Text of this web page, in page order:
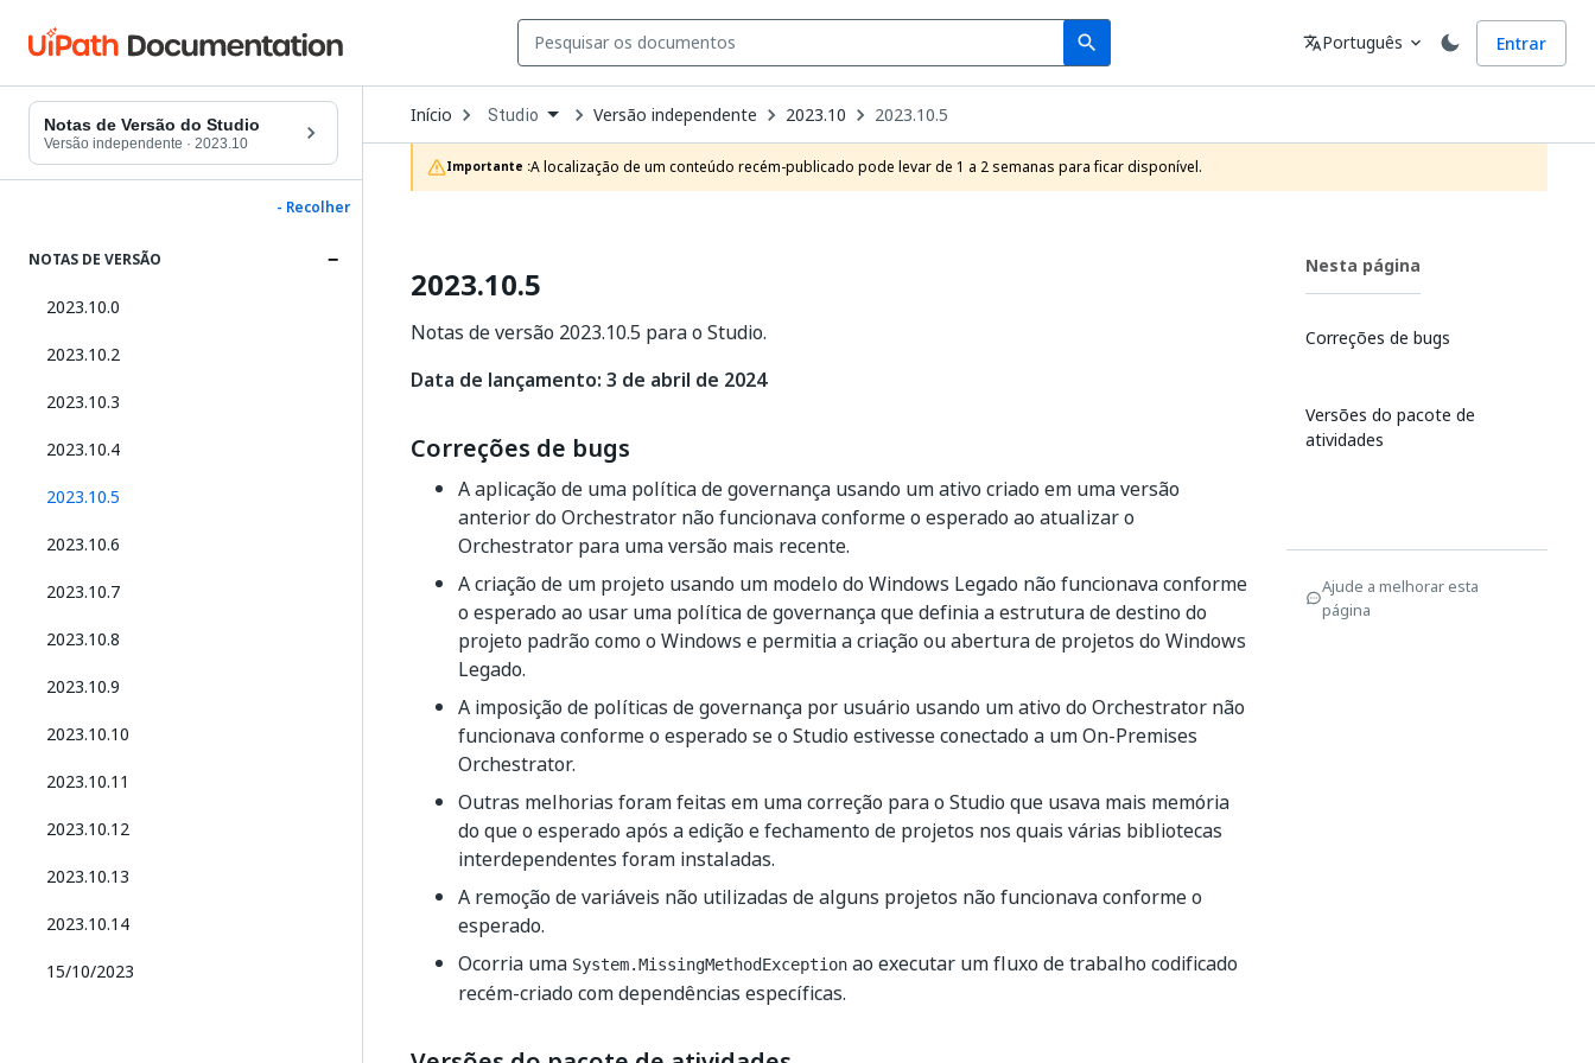
search
Search Idioma
translatePortuguês expand_more Entrar
Notas de Versão do Studio
Versão independente · 2023.10
- Recolher
NOTAS DE VERSÃO
2023.10.0
2023.10.2
2023.10.3
2023.10.4
2023.10.5
2023.10.6
2023.10.7
2023.10.8
2023.10.9
2023.10.10
2023.10.11
2023.10.12
2023.10.13
2023.10.14
15/10/2023
Início Open
Dropdown
to
choose
product
Studio Versão independente 2023.10 2023.10.5
Importante :A localização de um conteúdo recém-publicado pode levar de 1 a 2 semanas para ficar disponível.
2023.10.5
Notas de versão 2023.10.5 para o Studio.
Data de lançamento: 3 de abril de 2024
Correções de bugs
A aplicação de uma política de governança usando um ativo criado em uma versão
anterior do Orchestrator não funcionava conforme o esperado ao atualizar o
Orchestrator para uma versão mais recente.
A criação de um projeto usando um modelo do Windows Legado não funcionava conforme
o esperado ao usar uma política de governança que definia a estrutura de destino do
projeto padrão como o Windows e permitia a criação ou abertura de projetos do Windows
Legado.
A imposição de políticas de governança por usuário usando um ativo do Orchestrator não
funcionava conforme o esperado se o Studio estivesse conectado a um On-Premises
Orchestrator.
Outras melhorias foram feitas em uma correção para o Studio que usava mais memória
do que o esperado após a edição e fechamento de projetos nos quais várias bibliotecas
interdependentes foram instaladas.
A remoção de variáveis não utilizadas de alguns projetos não funcionava conforme o
esperado.
Ocorria uma System.MissingMethodException ao executar um fluxo de trabalho codificado
recém-criado com dependências específicas.
Nesta página
Correções de bugs
Versões do pacote de
atividades
Ajude a melhorar esta
página